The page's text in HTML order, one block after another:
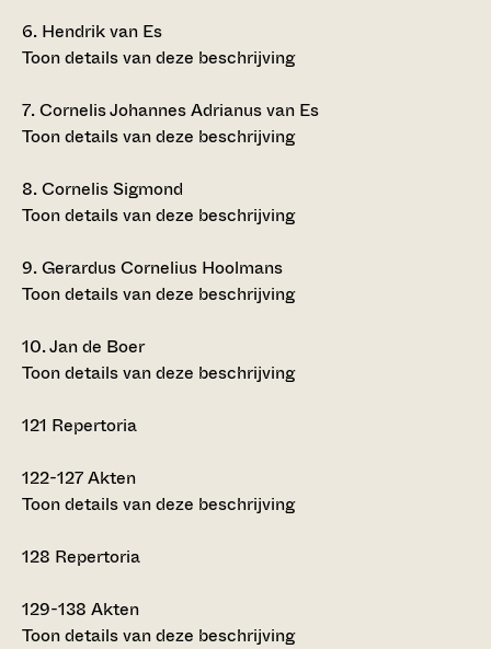
6. Hendrik van Es
Toon details van deze beschrijving
7.Cornelis Johannes Adrianus van Es
Toon details van deze beschrijving
8.Cornelis Sigmond
Toon details van deze beschrijving
9.Gerardus Cornelius Hoolmans
Toon details van deze beschrijving
10.Jan de Boer
Toon details van deze beschrijving
121 Repertoria
122-127Akten
Toon details van deze beschrijving
128 Repertoria
129-138 Akten
Toon details van deze beschrijving